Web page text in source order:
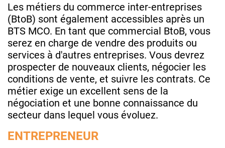
Les métiers du commerce inter-entreprises
(BtoB) sont également accessibles après un
BTS MCO. En tant que commercial BtoB, vous
serez en charge de vendre des produits ou
services à d'autres entreprises. Vous devrez
prospecter de nouveaux clients, négocier les
conditions de vente, et suivre les contrats. Ce
métier exige un excellent sens de la
négociation et une bonne connaissance du
secteur dans lequel vous évoluez.
ENTREPRENEUR